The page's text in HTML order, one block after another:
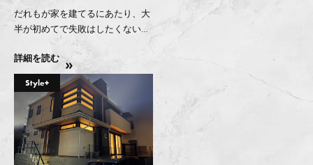
だれもが家を建てるにあたり、大
半が初めてで失敗はしたくないも
り想像を遙かに上まわるマイホー
ムを建てることが出来ました。
詳細を読む
Style+